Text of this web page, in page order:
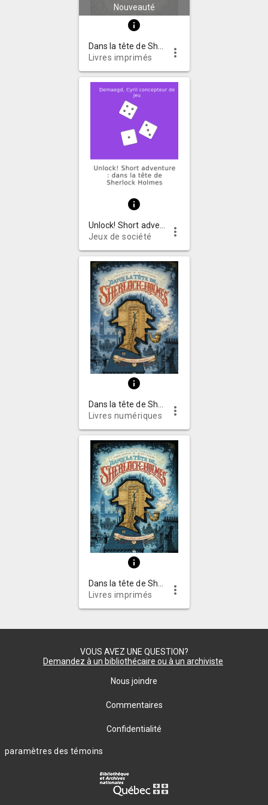
Nouveauté
info
Livres imprimés
more_vert
info
Jeux de société
more_vert
info
Livres numériques
more_vert
info
Livres imprimés
more_vert
VOUS AVEZ UNE QUESTION?
Demandez à un bibliothécaire ou à un archiviste
Nous joindre
Commentaires
Confidentialité
paramètres des témoins